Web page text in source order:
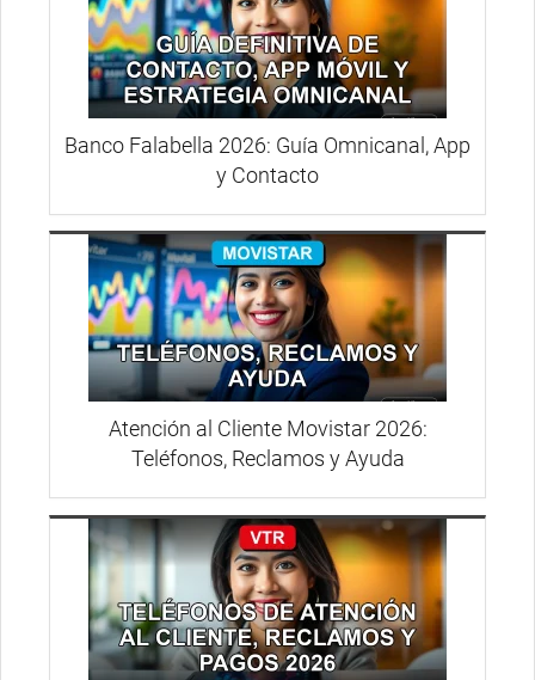
Banco Falabella 2026: Guía Omnicanal, App
y Contacto
Atención al Cliente Movistar 2026:
Teléfonos, Reclamos y Ayuda